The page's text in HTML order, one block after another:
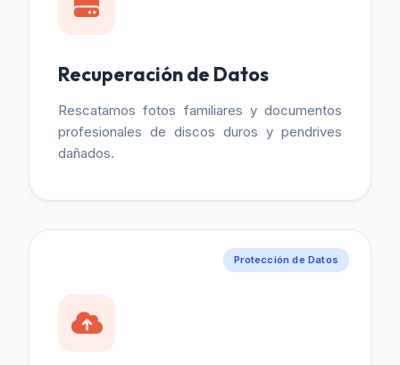
Recuperación de Datos
Rescatamos fotos familiares y documentos
profesionales de discos duros y pendrives
dañados.
Protección de Datos